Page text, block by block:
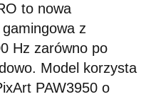
to nowa
z
Hz zarówno po
Model korzysta
PAW3950 o